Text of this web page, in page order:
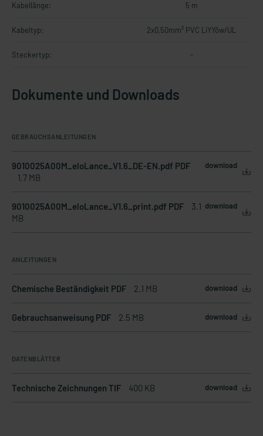
Kabellänge: 5 m
Kabeltyp: 2x0,50mm² PVC LiYYöw/UL
Steckertyp: -
Dokumente und Downloads
GEBRAUCHSANLEITUNGEN
9010025A00M_eloLance_V1.6_DE-EN.pdf PDF
1.7 MB
download
9010025A00M_eloLance_V1.6_print.pdf PDF
3.1
MB
download
ANLEITUNGEN
Chemische Beständigkeit PDF 2.1 MB download
Gebrauchsanweisung PDF 2.5 MB download
DATENBLÄTTER
Technische Zeichnungen TIF 400 KB download